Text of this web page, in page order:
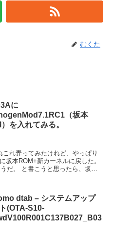
むくた
に
（坂本
）を入れてみる。
れ弄ってみたけれど、やっぱり
ら、坂本
dtab – システムアップ
(OTA-S10-